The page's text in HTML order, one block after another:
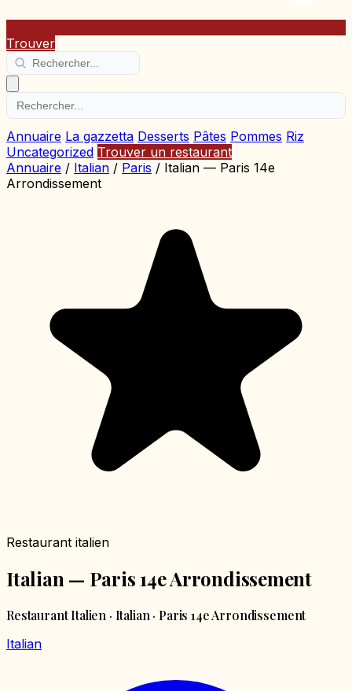
Trouver
Annuaire La gazzetta Desserts Pâtes Pommes Riz
Uncategorized Trouver un restaurant
Annuaire / Italian / Paris / Italian — Paris 14e
Arrondissement
Restaurant italien
Italian — Paris 14e Arrondissement
Restaurant Italien · Italian · Paris 14e Arrondissement
Italian